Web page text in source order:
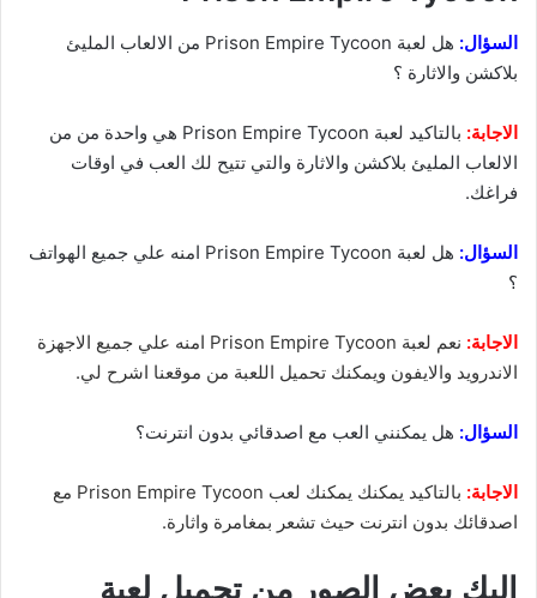
السؤال:
هل لعبة Prison Empire Tycoon من الالعاب المليئ
بلاكشن والاثارة ؟
الاجابة:
بالتاكيد لعبة Prison Empire Tycoon هي واحدة من من
الالعاب المليئ بلاكشن والاثارة والتي تتيح لك العب في اوقات
فراغك.
السؤال:
هل لعبة Prison Empire Tycoon امنه علي جميع الهواتف
؟
الاجابة:
نعم لعبة Prison Empire Tycoon امنه علي جميع الاجهزة
الاندرويد والايفون ويمكنك تحميل اللعبة من موقعنا اشرح لي.
السؤال: هل يمكنني العب مع اصدقائي بدون انترنت؟
الاجابة:
بالتاكيد يمكنك يمكنك لعب Prison Empire Tycoon مع
اصدقائك بدون انترنت حيث تشعر بمغامرة واثارة.
اليك بعض الصور من تحميل لعبة